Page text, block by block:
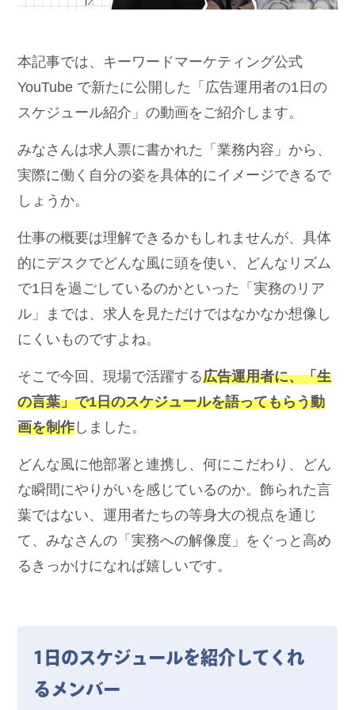
本記事では、キーワードマーケティング公式
YouTube で新たに公開した「広告運用者の1日の
スケジュール紹介」の動画をご紹介します。
みなさんは求人票に書かれた「業務内容」から、
実際に働く自分の姿を具体的にイメージできるで
しょうか。
仕事の概要は理解できるかもしれませんが、具体
的にデスクでどんな風に頭を使い、どんなリズム
で1日を過ごしているのかといった「実務のリア
ル」までは、求人を見ただけではなかなか想像し
にくいものですよね。
そこで今回、現場で活躍する広告運用者に、「生
の言葉」で1日のスケジュールを語ってもらう動
画を制作 しました。
どんな風に他部署と連携し、何にこだわり、どん
な瞬間にやりがいを感じているのか。飾られた言
葉ではない、運用者たちの等身大の視点を通じ
て、みなさんの「実務への解像度」をぐっと高め
るきっかけになれば嬉しいです。
1日のスケジュールを紹介してくれ
るメンバー